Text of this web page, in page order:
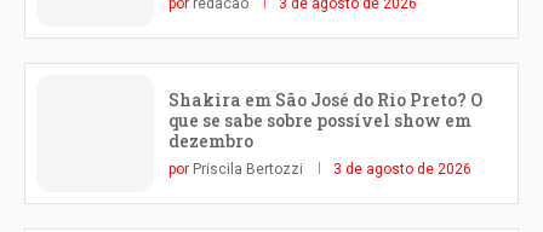
por redacao 3 de agosto de 2026
Shakira em São José do Rio Preto? O
que se sabe sobre possível show em
dezembro
por Priscila Bertozzi 3 de agosto de 2026